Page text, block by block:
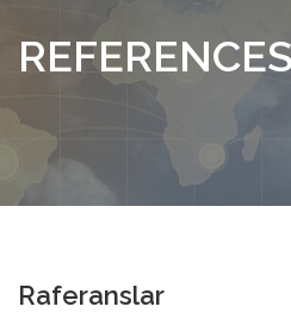
REFERENCES
Raferanslar